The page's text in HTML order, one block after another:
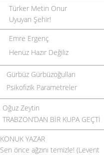
Türker Metin Onur
Uyuyan Şehir!
Emre Ergenç
Henüz Hazır Değiliz
Gürbüz Gürbüzoğulları
Psikofizik Parametreler
Oğuz Zeytin
TRABZON’DAN BİR KUPA GEÇTİ
KONUK YAZAR
Sen önce ağzını temizle! (Levent